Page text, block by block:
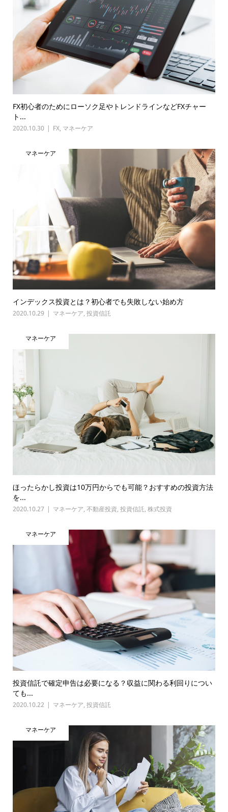
FX初心者のためにローソク足やトレンドラインなどFXチャー
ト...
2020.10.30 FX, マネーケア
マネーケア
インデックス投資とは？初心者でも失敗しない始め方
2020.10.29 マネーケア, 投資信託
マネーケア
ほったらかし投資は10万円からでも可能？おすすめの投資方法
を...
2020.10.27 マネーケア, 不動産投資, 投資信託, 株式投資
マネーケア
投資信託で確定申告は必要になる？収益に関わる利回りについ
ても...
2020.10.22 マネーケア, 投資信託
マネーケア